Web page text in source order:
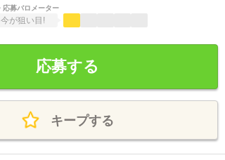
応募バロメーター
今が狙い目!
応募する
キープする